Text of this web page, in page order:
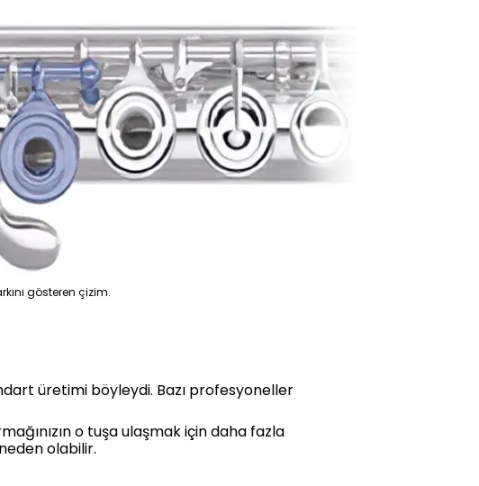
gösteren çizim.
üretimi böyleydi. Bazı profesyoneller
o tuşa ulaşmak için daha fazla
olabilir.